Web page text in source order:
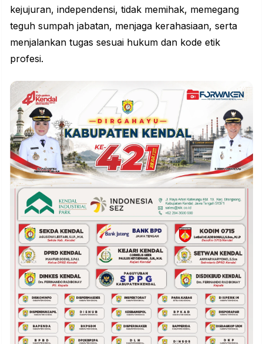
kejujuran, independensi, tidak memihak, memegang
teguh sumpah jabatan, menjaga kerahasiaan, serta
menjalankan tugas sesuai hukum dan kode etik
profesi.